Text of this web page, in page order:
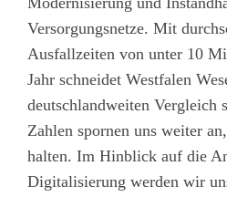
Versorgungsnetze. Mit
Ausfallzeiten von unter 10
Jahr schneidet Westfalen
deutschlandweiten Vergleich
Zahlen spornen uns weiter
halten. Im Hinblick auf die
Digitalisierung werden wir